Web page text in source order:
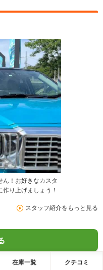
ん！お好きなカスタ
り上げましょう！
スタッフ紹介をもっと見る
在庫一覧 クチコミ